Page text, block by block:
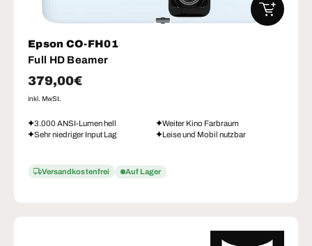
Epson CO-FH01
Full HD Beamer
Normaler Preis
379,00€
inkl. MwSt.
3.000 ANSI-Lumen hell
Weiter Kino Farbraum
Sehr niedriger Input Lag
Leise und Mobil nutzbar
Versandkostenfrei Auf Lager
IN DEN